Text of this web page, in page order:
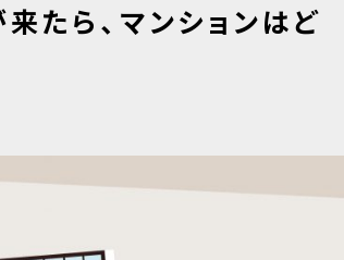
たら、マンションはど